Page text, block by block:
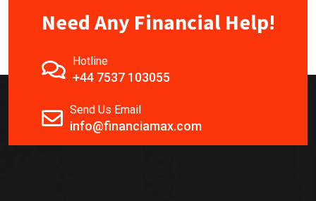
Need Any Financial Help!
Hotline
+44 7537 103055
Send Us Email
info@financiamax.com